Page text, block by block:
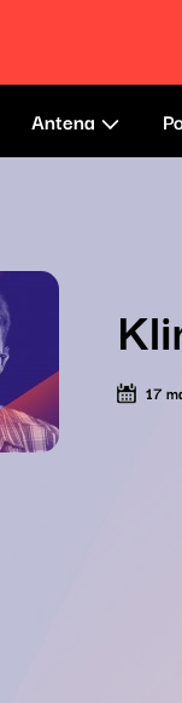
Antena
17